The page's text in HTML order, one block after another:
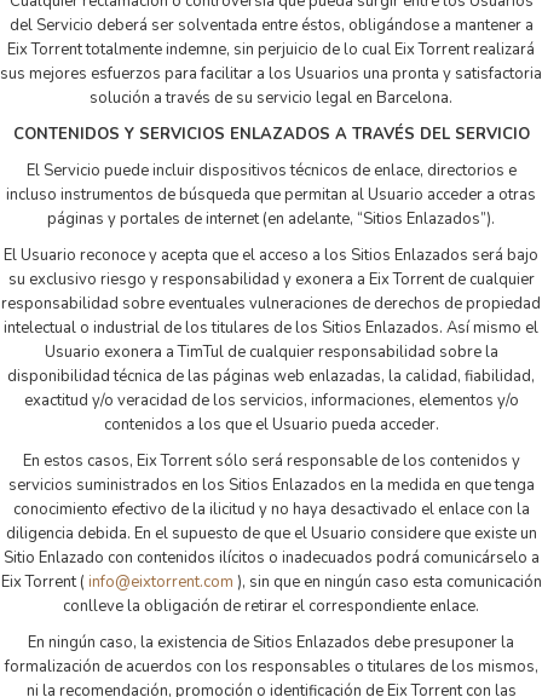
del Servicio deberá ser solventada entre éstos, obligándose a mantener a
Eix Torrent totalmente indemne, sin perjuicio de lo cual Eix Torrent realizará
sus mejores esfuerzos para facilitar a los Usuarios una pronta y satisfactoria
solución a través de su servicio legal en Barcelona.
CONTENIDOS Y SERVICIOS ENLAZADOS A TRAVÉS DEL SERVICIO
El Servicio puede incluir dispositivos técnicos de enlace, directorios e
incluso instrumentos de búsqueda que permitan al Usuario acceder a otras
páginas y portales de internet (en adelante, “Sitios Enlazados”).
El Usuario reconoce y acepta que el acceso a los Sitios Enlazados será bajo
su exclusivo riesgo y responsabilidad y exonera a Eix Torrent de cualquier
responsabilidad sobre eventuales vulneraciones de derechos de propiedad
intelectual o industrial de los titulares de los Sitios Enlazados. Así mismo el
Usuario exonera a TimTul de cualquier responsabilidad sobre la
disponibilidad técnica de las páginas web enlazadas, la calidad, fiabilidad,
exactitud y/o veracidad de los servicios, informaciones, elementos y/o
contenidos a los que el Usuario pueda acceder.
En estos casos, Eix Torrent sólo será responsable de los contenidos y
servicios suministrados en los Sitios Enlazados en la medida en que tenga
conocimiento efectivo de la ilicitud y no haya desactivado el enlace con la
diligencia debida. En el supuesto de que el Usuario considere que existe un
Sitio Enlazado con contenidos ilícitos o inadecuados podrá comunicárselo a
Eix Torrent ( info@eixtorrent.com ), sin que en ningún caso esta comunicación
conlleve la obligación de retirar el correspondiente enlace.
En ningún caso, la existencia de Sitios Enlazados debe presuponer la
formalización de acuerdos con los responsables o titulares de los mismos,
ni la recomendación, promoción o identificación de Eix Torrent con las